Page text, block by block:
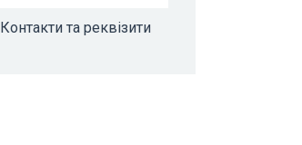
Контакти та реквізити